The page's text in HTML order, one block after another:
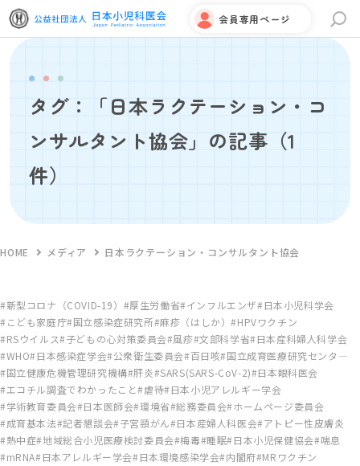
会員専用ページ
タグ：「日本ラクテーション・コ
ンサルタント協会」の記事 （1
件）
HOME メディア 日本ラクテーション・コンサルタント協会
新型コロナ（COVID-19） 厚生労働省 インフルエンザ 日本小児科学会
こども家庭庁 国立感染症研究所 麻疹（はしか） HPVワクチン
RSウイルス 子どもの心対策委員会 風疹 文部科学省 日本産科婦人科学会
WHO 日本感染症学会 公衆衛生委員会 百日咳 国立成育医療研究センタ―
国立健康危機管理研究機構 肝炎 SARS(SARS-CoV-2)
日本眼科医会
エコチル調査でわかったこと 虐待 日本小児アレルギー学会
学術教育委員会 日本医師会 環境省 総務委員会 ホームページ委員会
成育基本法 記者懇談会 子宮頸がん 日本産婦人科医会 アトピー性皮膚炎
熱中症 地域総合小児医療検討委員会 梅毒 睡眠 日本小児保健協会 喘息
mRNA 日本アレルギー学会 日本環境感染学会 内閣府 MRワクチン